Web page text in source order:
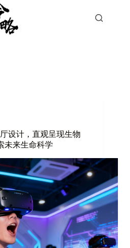
设计，直观呈现生物
未来生命科学